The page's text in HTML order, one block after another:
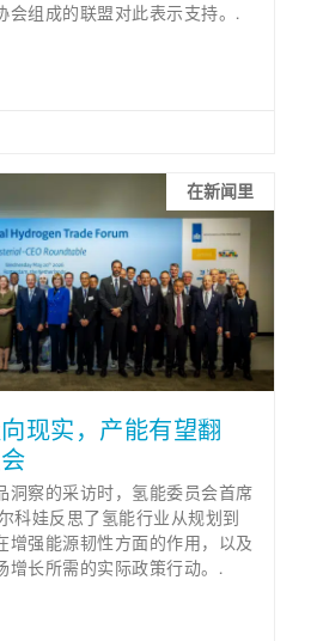
会组成的联盟对此表示支持。.
在新闻里
现实，产能有望翻
洞察的采访时，氢能委员会首席
科娃反思了氢能行业从规划到
增强能源韧性方面的作用，以及
增长所需的实际政策行动。.